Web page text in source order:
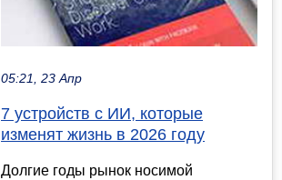
05:21, 23 Апр
7 устройств с ИИ, которые
изменят жизнь в 2026 году
Долгие годы рынок носимой